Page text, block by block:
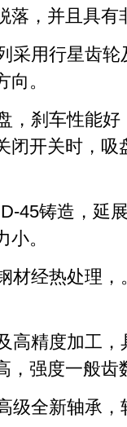
落，并且具
采用行星齿
。
，刹车性能
闭开关时，
45铸造，延
。
材经热处理
高精度加工
，强度一般齿
级全新轴承